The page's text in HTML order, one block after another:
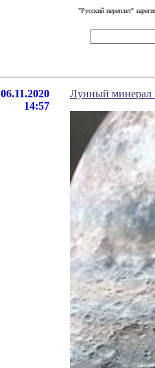
"Русский переплет"
06.11.2020
14:57
Лунный минерал